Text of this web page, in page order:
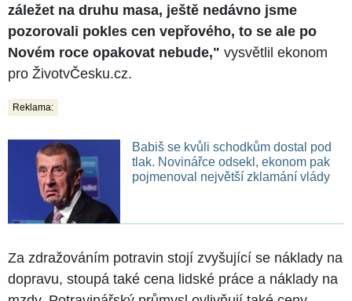
záležet na druhu masa, ještě nedávno jsme
pozorovali pokles cen vepřového, to se ale po
Novém roce opakovat nebude," vysvětlil ekonom
pro ŽivotvČesku.cz.
Reklama:
Babiš se kvůli schodkům dostal pod
tlak. Novinářce odsekl, ekonom pak
pojmenoval největší zklamání vlády
Za zdražováním potravin stojí zvyšující se náklady na
dopravu, stoupá také cena lidské práce a náklady na